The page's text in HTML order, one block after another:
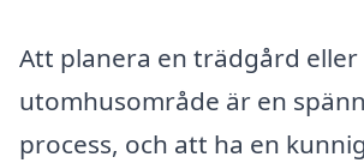
Att planera en trädgård
utomhusområde är en
process, och att ha en kunnig